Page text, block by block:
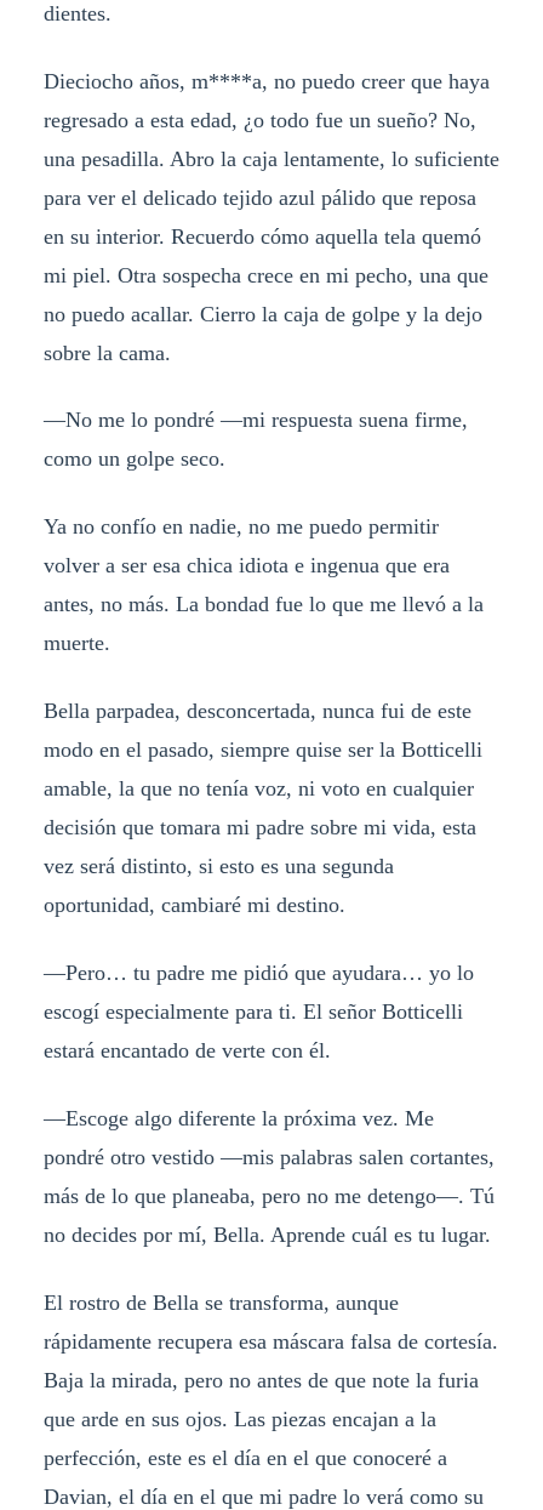
dientes.
Dieciocho años, m****a, no puedo creer que haya
regresado a esta edad, ¿o todo fue un sueño? No,
una pesadilla. Abro la caja lentamente, lo suficiente
para ver el delicado tejido azul pálido que reposa
en su interior. Recuerdo cómo aquella tela quemó
mi piel. Otra sospecha crece en mi pecho, una que
no puedo acallar. Cierro la caja de golpe y la dejo
sobre la cama.
—No me lo pondré —mi respuesta suena firme,
como un golpe seco.
Ya no confío en nadie, no me puedo permitir
volver a ser esa chica idiota e ingenua que era
antes, no más. La bondad fue lo que me llevó a la
muerte.
Bella parpadea, desconcertada, nunca fui de este
modo en el pasado, siempre quise ser la Botticelli
amable, la que no tenía voz, ni voto en cualquier
decisión que tomara mi padre sobre mi vida, esta
vez será distinto, si esto es una segunda
oportunidad, cambiaré mi destino.
—Pero… tu padre me pidió que ayudara… yo lo
escogí especialmente para ti. El señor Botticelli
estará encantado de verte con él.
—Escoge algo diferente la próxima vez. Me
pondré otro vestido —mis palabras salen cortantes,
más de lo que planeaba, pero no me detengo—. Tú
no decides por mí, Bella. Aprende cuál es tu lugar.
El rostro de Bella se transforma, aunque
rápidamente recupera esa máscara falsa de cortesía.
Baja la mirada, pero no antes de que note la furia
que arde en sus ojos. Las piezas encajan a la
perfección, este es el día en el que conoceré a
Davian, el día en el que mi padre lo verá como su